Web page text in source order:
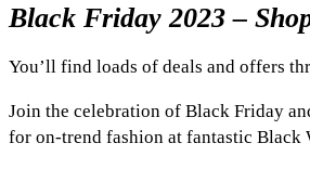
Black Friday 2023 –
You’ll find loads of deals and offers
Join the celebration of Black Friday
for on-trend fashion at fantastic Black